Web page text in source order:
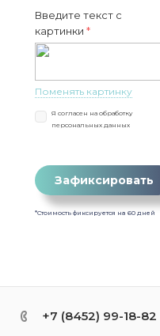
Введите текст с
картинки *
Поменять картинку
Я согласен на обработку
персональных данных
Зафиксировать
*Стоимость фиксируется на 60 дней
+7 (8452) 99-18-82